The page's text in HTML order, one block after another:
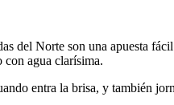
del Norte son una apuesta
con agua clarísima.
entra la brisa, y también